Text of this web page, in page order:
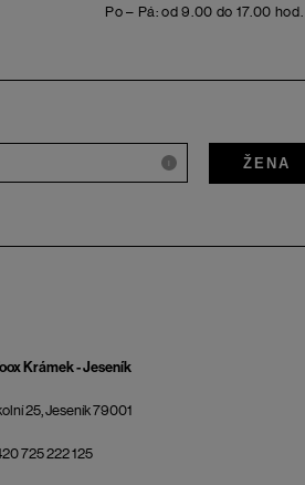
Po – Pá: od 9.00 do 17.00 hod.
i ŽENA
Krámek - Jeseník
25, Jeseník 79001
725 222 125